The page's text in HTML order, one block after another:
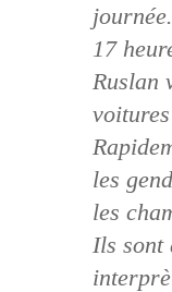
17
Ruslan
les
les
Ils sont